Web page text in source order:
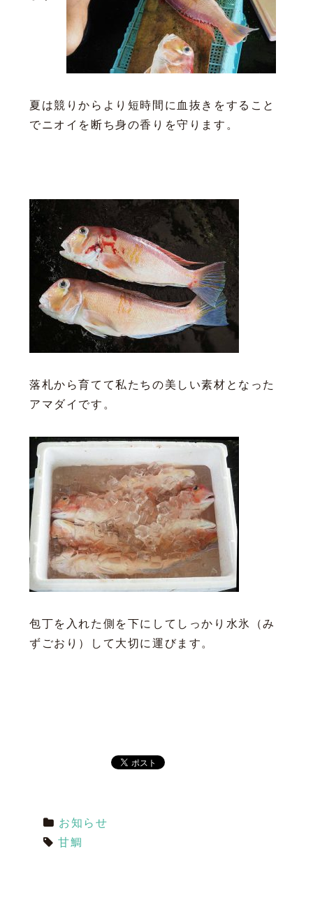
夏は競りからより短時間に血抜きをすること
でニオイを断ち身の香りを守ります。
落札から育てて私たちの美しい素材となった
アマダイです。
包丁を入れた側を下にしてしっかり水氷（み
ずごおり）して大切に運びます。
お知らせ
甘鯛